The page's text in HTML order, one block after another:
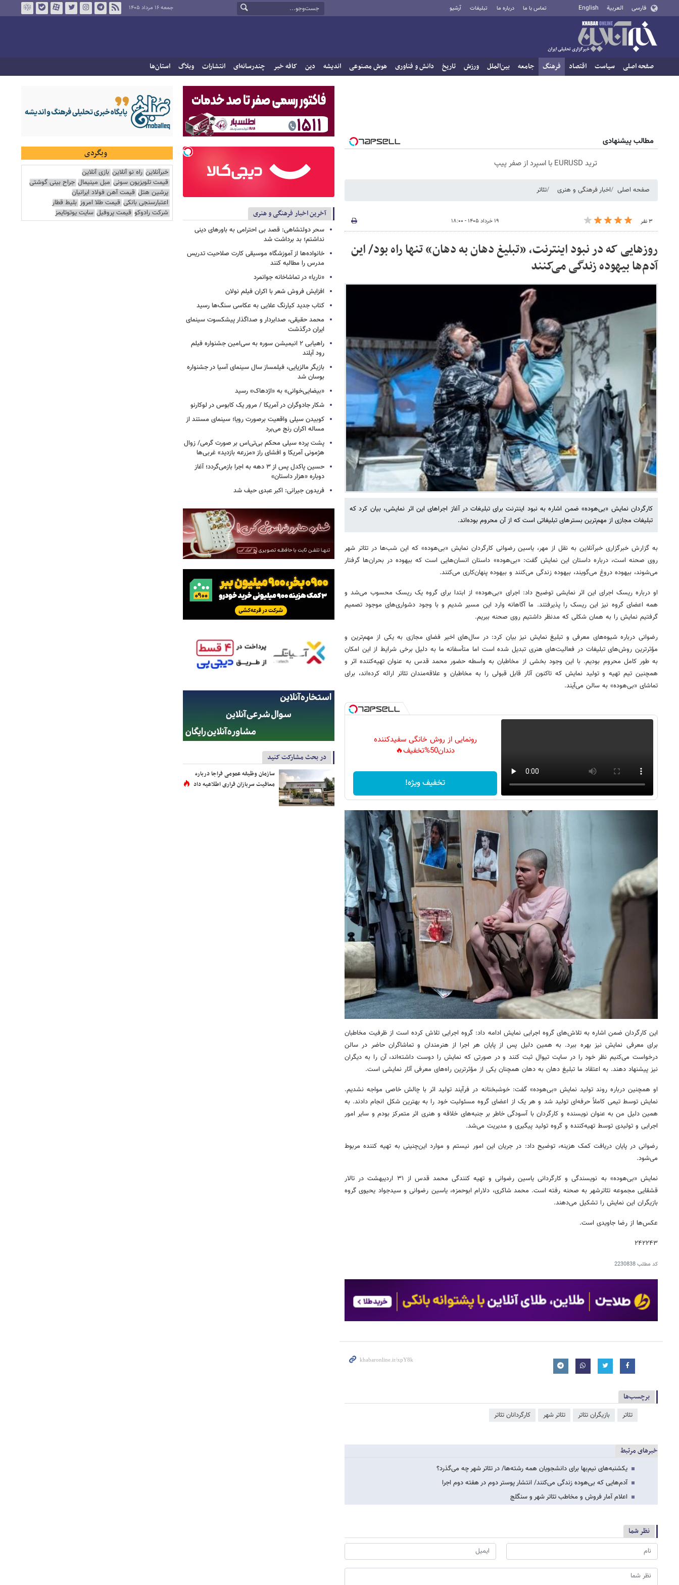
فارسی العربية English تماس با ما درباره ما تبلیغات آرشیو جمعه ۱۶ مرداد ۱۴۰۵
صفحه اصلی سیاست اقتصاد فرهنگ جامعه بین‌الملل ورزش تاریخ دانش و فناوری هوش مصنوعی اندیشه دین کافه خبر چندرسانه‌ای انتشارات وبلاگ استان‌ها
مطالب پیشنهادی
ترید EURUSD با اسپرد از صفر پیپ
صفحه اصلی اخبار فرهنگی و هنری تئاتر
۳ نفر ۱۹ خرداد ۱۴۰۵ - ۱۸:۰۰
روزهایی که در نبود اینترنت، «تبلیغ دهان به دهان» تنها راه بود/ این
آدم‌ها بیهوده زندگی می‌کنند
کارگردان نمایش «بی‌هوده» ضمن اشاره به نبود اینترنت برای تبلیغات در آغاز اجراهای این اثر نمایشی، بیان کرد که
تبلیغات مجازی از مهم‌ترین بسترهای تبلیغاتی است که از آن محروم بوده‌اند.
به گزارش خبرگزاری خبرآنلاین به نقل از مهر، یاسین رضوانی کارگردان نمایش «بی‌هوده» که این شب‌ها در تئاتر شهر
روی صحنه است، درباره داستان این نمایش گفت: «بی‌هوده» داستان انسان‌هایی است که بیهوده در بحران‌ها گرفتار
می‌شوند، بیهوده دروغ می‌گویند، بیهوده زندگی می‌کنند و بیهوده پنهان‌کاری می‌کنند.
او درباره ریسک اجرای این اثر نمایشی توضیح داد: اجرای «بی‌هوده» از ابتدا برای گروه یک ریسک محسوب می‌شد و
همه اعضای گروه نیز این ریسک را پذیرفتند. ما آگاهانه وارد این مسیر شدیم و با وجود دشواری‌های موجود تصمیم
گرفتیم نمایش را به همان شکلی که مدنظر داشتیم روی صحنه ببریم.
رضوانی درباره شیوه‌های معرفی و تبلیغ نمایش نیز بیان کرد: در سال‌های اخیر فضای مجازی به یکی از مهم‌ترین و
مؤثرترین روش‌های تبلیغات در فعالیت‌های هنری تبدیل شده است اما متأسفانه ما به دلیل برخی شرایط از این امکان
به طور کامل محروم بودیم. با این وجود بخشی از مخاطبان به واسطه حضور محمد قدس به عنوان تهیه‌کننده اثر و
همچنین تیم تهیه و تولید نمایش که تاکنون آثار قابل قبولی را به مخاطبان و علاقه‌مندان تئاتر ارائه کرده‌اند، برای
تماشای «بی‌هوده» به سالن می‌آیند.
رونمایی از روش خانگی سفیدکننده
دندان50%تخفیف🔥
تخفیف ویژه!
این کارگردان ضمن اشاره به تلاش‌های گروه اجرایی نمایش ادامه داد: گروه اجرایی تلاش کرده است از ظرفیت مخاطبان
برای معرفی نمایش نیز بهره ببرد. به همین دلیل پس از پایان هر اجرا از هنرمندان و تماشاگران حاضر در سالن
درخواست می‌کنیم نظر خود را در سایت تیوال ثبت کنند و در صورتی که نمایش را دوست داشته‌اند، آن را به دیگران
نیز پیشنهاد دهند. به اعتقاد ما تبلیغ دهان به دهان همچنان یکی از مؤثرترین راه‌های معرفی آثار نمایشی است.
او همچنین درباره روند تولید نمایش «بی‌هوده» گفت: خوشبختانه در فرآیند تولید اثر با چالش خاصی مواجه نشدیم.
نمایش توسط تیمی کاملاً حرفه‌ای تولید شد و هر یک از اعضای گروه مسئولیت خود را به بهترین شکل انجام دادند. به
همین دلیل من به عنوان نویسنده و کارگردان با آسودگی خاطر بر جنبه‌های خلاقه و هنری اثر متمرکز بودم و سایر امور
اجرایی و تولیدی توسط تهیه‌کننده و گروه تولید پیگیری و مدیریت می‌شد.
رضوانی در پایان دریافت کمک هزینه، توضیح داد: در جریان این امور نیستم و موارد این‌چنینی به تهیه کننده مربوط
می‌شود.
نمایش «بی‌هوده» به نویسندگی و کارگردانی یاسین رضوانی و تهیه کنندگی محمد قدس از ۳۱ اردیبهشت در تالار
قشقایی مجموعه تئاترشهر به صحنه رفته است. محمد ‌شاکری، دلارام ‌ابوحمزه، یاسین ‌رضوانی و سیدجواد ‌یحیوی گروه
بازیگران این نمایش را تشکیل می‌دهند.
عکس‌ها از رضا جاویدی است.
۲۴۲۲۴۳
کد مطلب2230838
برچسب‌ها
تئاتر بازیگران تئاتر تئاتر شهر کارگردانان تئاتر
خبرهای مرتبط
یکشنبه‌های نیم‌بها برای دانشجویان همه رشته‌ها/ در تئاتر شهر چه می‌گذرد؟
آدم‌هایی که بی‌هوده زندگی می‌کنند/ انتشار پوستر دوم در هفته دوم اجرا
اعلام آمار فروش و مخاطب تئاتر شهر و سنگلج
نظر شما
آخرین اخبار فرهنگی و هنری
سحر دولتشاهی: قصد بی احترامی به باورهای دینی
نداشتم؛ بد برداشت شد
خانواده‌ها از آموزشگاه موسیقی کارت صلاحیت تدریس
مدرس را مطالبه کنند
«ناریا» در تماشاخانه جوانمرد
افزایش فروش شعر با اکران فیلم نولان
کتاب جدید کیارنگ علایی به عکاسی سنگ‌ها رسید
محمد حقیقی، صدابردار و صداگذار پیشکسوت سینمای
ایران درگذشت
راهیابی ۲ انیمیشن سوره به سی‌امین جشنواره فیلم
رود آیلند
بازیگر مالزیایی، فیلمساز سال سینمای آسیا در جشنواره
بوسان شد
«بیضایی‌خوانی» به «اژدهاک» رسید
شکار جادوگران در آمریکا / مرور یک کابوس در لوکارنو
کوبیدن سیلی واقعیت برصورت رویا؛ سینمای مستند از
مساله اکران رنج می‌برد
پشت پرده سیلی محکم بی‌تی‌اس بر صورت گرمی/ زوال
هژمونی آمریکا و افشای راز «مزرعه بازدید» غربی‌ها
حسین پاکدل پس از ۳ دهه به اجرا بازمی‌گردد؛ آغاز
دوباره «هزار داستان»
فریدون جیرانی: اکبر عبدی حیف شد
در بحث مشارکت کنید
سازمان وظیفه عمومی فراجا درباره
معافیت سربازان فراری اطلاعیه داد
وبگردی
خبرآنلاین راه نو آنلاین بازی آنلاین
قیمت تلویزیون سونی مبل مینیمال جراح بینی گوشتی
پرشین هتل قیمت آهن فولاد ایرانیان
اعتبارسنجی بانکی قیمت طلا امروز بلیط قطار
شرکت رادوکو قیمت پروفیل سایت یوتوتایمز